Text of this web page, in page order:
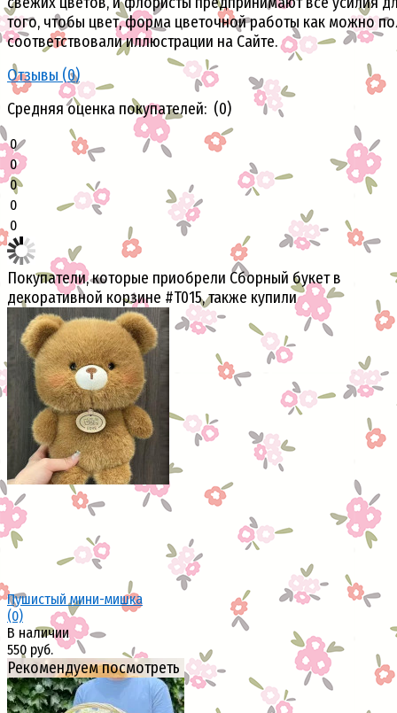
того, чтобы цвет, форма цветочной работы как можно
соответствовали иллюстрации на Сайте.
Отзывы (0)
Средняя оценка покупателей: (0)
0
0
0
0
0
Покупатели, которые приобрели Сборный букет в
декоративной корзине #T015, также купили
Пушистый мини-мишка
(0)
В наличии
550 руб.
Рекомендуем посмотреть